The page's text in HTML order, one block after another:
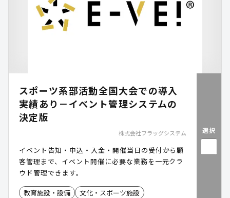
スポーツ系部活動全国大会での導入
実績あり－イベント管理システムの
決定版
株式会社フラッグシステム
イベント告知・申込・入金・開催当日の受付から顧
客管理まで、イベント開催に必要な業務を一元クラ
ウド管理できます。
教育施設・設備 文化・スポーツ施設
選択